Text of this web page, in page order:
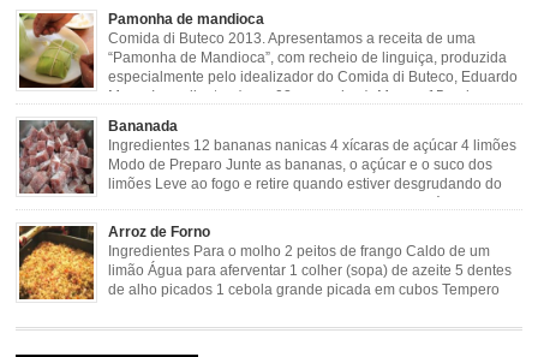
verde 2 dentes de alho amassado 3 colheres de óleo 2 […]
Pamonha de mandioca
Comida di Buteco 2013. Apresentamos a receita de uma
“Pamonha de Mandioca”, com recheio de linguiça, produzida
especialmente pelo idealizador do Comida di Buteco, Eduardo
Maya. Ingredientes (para 02 pamonhas): Massa: 15gr de
cebola picadinha 100gr de mandioca crua ralada e espremida 1 colher café
de manteiga 35ml de leite Palha de milho verde 1 […]
Bananada
Ingredientes 12 bananas nanicas 4 xícaras de açúcar 4 limões
Modo de Preparo Junte as bananas, o açúcar e o suco dos
limões Leve ao fogo e retire quando estiver desgrudando do
fundo da panela Tempo de Preparo Dificuldade: Fácil Tempo
de Preparo: 40 minutos http://eusoumineirouaiso.com.br/culinaria-
mineira/bananada#tempo-de-preparo
Arroz de Forno
Ingredientes Para o molho 2 peitos de frango Caldo de um
limão Água para aferventar 1 colher (sopa) de azeite 5 dentes
de alho picados 1 cebola grande picada em cubos Tempero
pele e sem sementes 1 pitada de noz moscada Salsa e cebolinha Pimenta